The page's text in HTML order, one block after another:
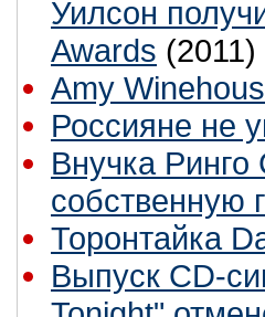
Уилсон
Awards (2011)
Amy
Россияне не
Внучка Ринго
собственную
Торонтайка
Выпуск CD-